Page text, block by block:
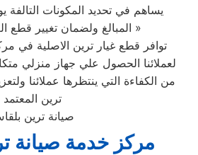
يساهم في تحديد المكونات التالفة
المبالغ ولضمان تغيير قطع الغيار التالفة فقط »
توافر قطع غيار ترين الاصلية في
لعملائنا الحصول علي جهاز منزلي
من الكفاءة التي ينتظرها عملائنا
ترين المعتمد
صيانة ترين
مركز خدمة صيانة